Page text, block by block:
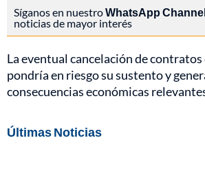
Síganos en nuestroWhatsApp
noticias de mayor interés
La eventual cancelación de contratos
pondría en riesgo su sustento y
consecuencias económicas
Últimas Noticias